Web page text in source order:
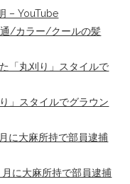
– YouTube
通/カラー/クールの髪
た「丸刈り」スタイルで
」スタイルでグラウン
に大麻所持で部員逮捕
に大麻所持で部員逮捕